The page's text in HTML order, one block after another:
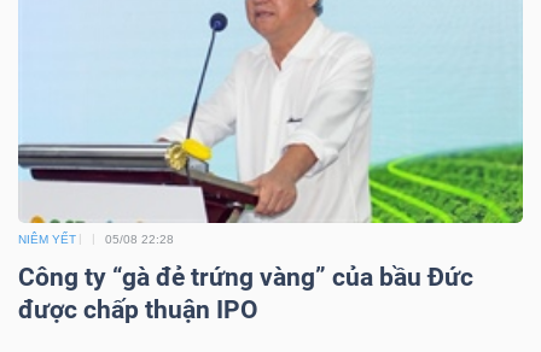
NIÊM YẾT 05/08 22:28
Công ty “gà đẻ trứng vàng” của bầu Đức
được chấp thuận IPO
PHIẾU
CÔNG
CỤ